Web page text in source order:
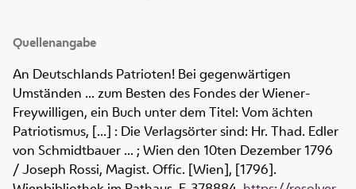
Quellenangabe
An Deutschlands Patrioten! Bei gegenwärtigen
Umständen ... zum Besten des Fondes der Wiener-
Freywilligen, ein Buch unter dem Titel: Vom ächten
Patriotismus, [...] : Die Verlagsörter sind: Hr. Thad. Edler
von Schmidtbauer ... ; Wien den 10ten Dezember 1796
/ Joseph Rossi, Magist. Offic. [Wien], [1796].